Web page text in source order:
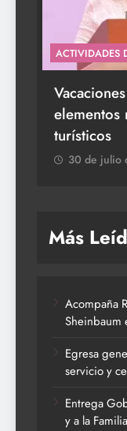
ROCÍO NAHLE
5 mil
la Familia
Más
Acompaña
Sheinbaum
Egresa
servicio y
Entrega
y a la Familia